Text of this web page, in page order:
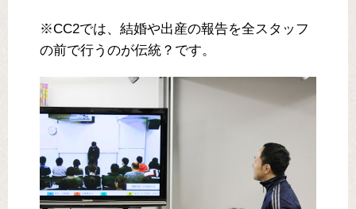
※CC2では、結婚や出産の報告を全スタッフ
の前で行うのが伝統？です。